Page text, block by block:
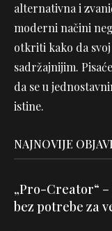
alternativna i
moderni načini
otkriti kako da
sadržajnijim.
da se u
istine.
NAJNOVIJE
„Pro-Creator“
bez potrebe za